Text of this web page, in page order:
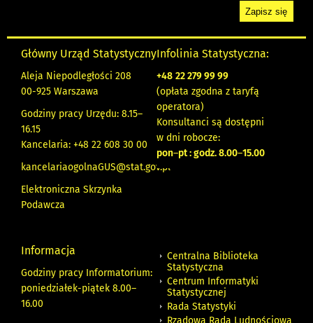
Główny Urząd Statystyczny
Aleja Niepodległości 208
00-925 Warszawa
Godziny pracy Urzędu: 8.15–
16.15
Kancelaria: +48 22 608 30 00
kancelariaogolnaGUS@stat.gov.pl
Elektroniczna Skrzynka
Podawcza
Infolinia Statystyczna:
+48 22 279 99 99
(opłata zgodna z taryfą
operatora)
Konsultanci są dostępni
w dni robocze:
pon–pt : godz. 8.00–15.00
Informacja
Godziny pracy Informatorium:
poniedziałek-piątek 8.00–
16.00
Centralna Biblioteka
Statystyczna
Centrum Informatyki
Statystycznej
Rada Statystyki
Rządowa Rada Ludnościowa